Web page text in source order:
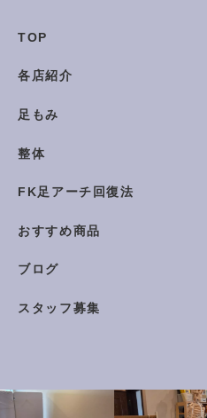
TOP
各店紹介
足もみ
整体
FK足アーチ回復法
おすすめ商品
ブログ
スタッフ募集